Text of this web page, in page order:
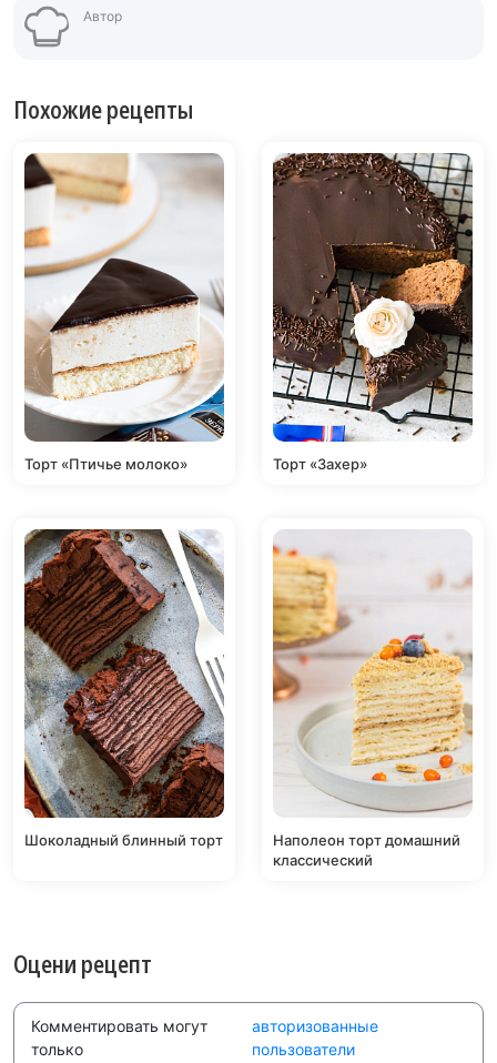
Автор
Похожие рецепты
Торт «Птичье молоко» Торт «Захер»
Шоколадный блинный торт
Наполеон торт домашний
классический
Оцени рецепт
Комментировать могут
только
авторизованные
пользователи